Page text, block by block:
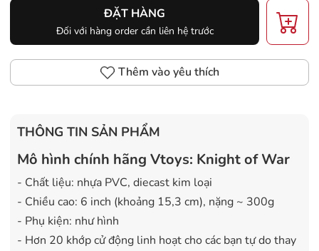
ĐẶT HÀNG
Đối với hàng order cần liên hệ trước
Thêm vào yêu thích
THÔNG TIN SẢN PHẨM
Mô hình chính hãng Vtoys: Knight of War
- Chất liệu: nhựa PVC, diecast kim loại
- Chiều cao: 6 inch (khoảng 15,3 cm), nặng ~ 300g
- Phụ kiện: như hình
- Hơn 20 khớp cử động linh hoạt cho các bạn tự do thay